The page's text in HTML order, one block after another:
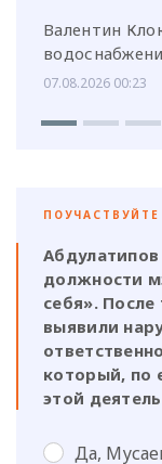
Валентин
07.08.2026 00:23
должности
себя».
выявили
который, по
этой
Да,